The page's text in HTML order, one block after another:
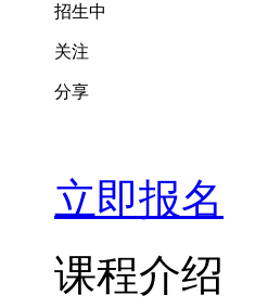
招生中
关注
分享
立即报名
课程介绍